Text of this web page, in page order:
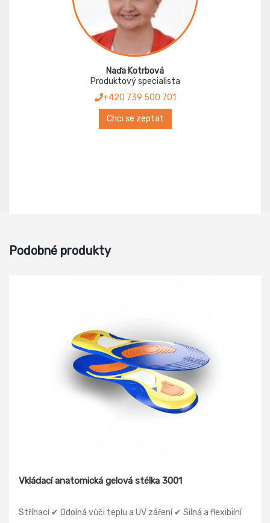
Naďa Kotrbová
Produktový specialista
+420 739 500 701
Chci se zeptat
Podobné produkty
Vkládací anatomická gelová stélka 3001
Stříhací ✔ Odolná vůči teplu a UV záření ✔ Silná a flexibilní